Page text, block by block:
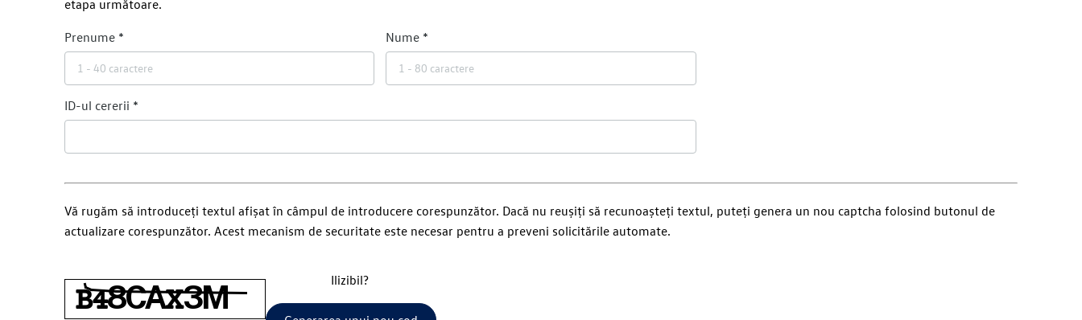
etapa următoare.
Prenume Nume
ID-ul cererii
Vă rugăm să introduceți textul afișat în câmpul de introducere corespunzător. Dacă nu reușiți să recunoașteți textul, puteți genera un nou captcha folosind butonul de
actualizare corespunzător. Acest mecanism de securitate este necesar pentru a preveni solicitările automate.
Ilizibil?